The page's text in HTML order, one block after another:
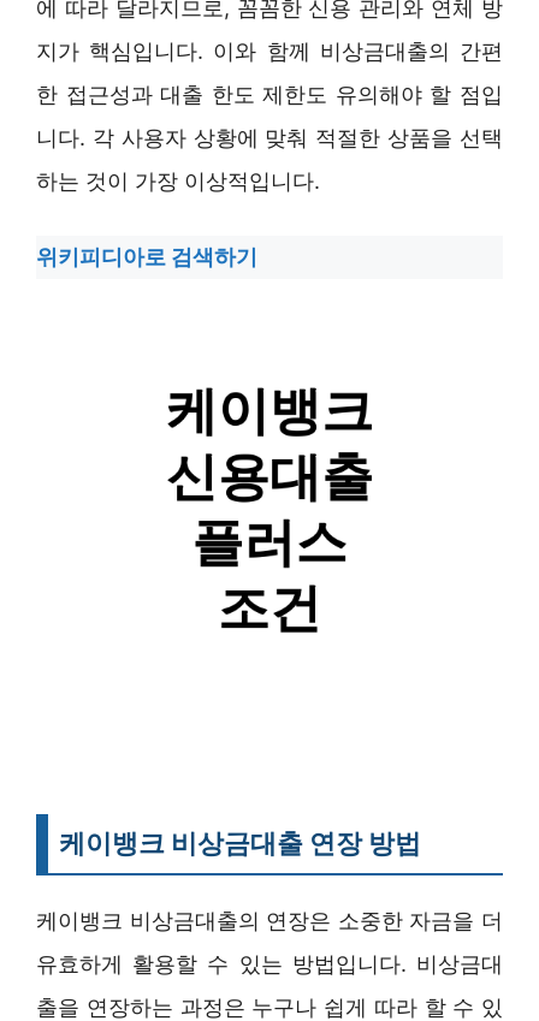
에 따라 달라지므로, 꼼꼼한 신용 관리와 연체 방
지가 핵심입니다. 이와 함께 비상금대출의 간편
한 접근성과 대출 한도 제한도 유의해야 할 점입
니다. 각 사용자 상황에 맞춰 적절한 상품을 선택
하는 것이 가장 이상적입니다.
위키피디아로 검색하기
케이뱅크 비상금대출 연장 방법
케이뱅크 비상금대출의 연장은 소중한 자금을 더
유효하게 활용할 수 있는 방법입니다. 비상금대
출을 연장하는 과정은 누구나 쉽게 따라 할 수 있